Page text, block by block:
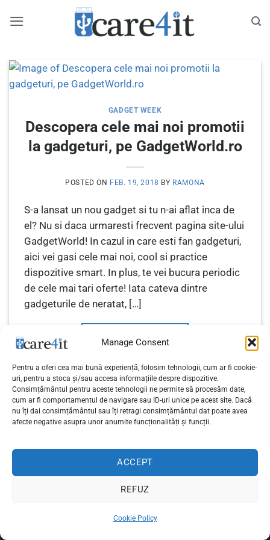
Manage Consent
Pentru a oferi cea mai bună experiență, folosim tehnologii, cum ar fi cookie-
uri, pentru a stoca și/sau accesa informațiile despre dispozitive.
Consimțământul pentru aceste tehnologii ne permite să procesăm date,
cum ar fi comportamentul de navigare sau ID-uri unice pe acest site. Dacă
nu îți dai consimțământul sau îți retragi consimțământul dat poate avea
afecte negative asupra unor anumite funcționalități și funcții.
ACCEPT
REFUZ
Cookie Policy
GADGET WEEK
Descopera cele mai noi promotii
la gadgeturi, pe GadgetWorld.ro
POSTED ON FEB. 19, 2018 BY RAMONA
S-a lansat un nou gadget si tu n-ai aflat inca de
el? Nu si daca urmaresti frecvent pagina site-ului
GadgetWorld! In cazul in care esti fan gadgeturi,
aici vei gasi cele mai noi, cool si practice
dispozitive smart. In plus, te vei bucura periodic
de cele mai tari oferte! Iata cateva dintre
gadgeturile de neratat, […]
Posted inGadget Week | Taggedcadouri,cadouri barbati
pentru el,gadget world,gadgeturi
Politica de confidențialitate